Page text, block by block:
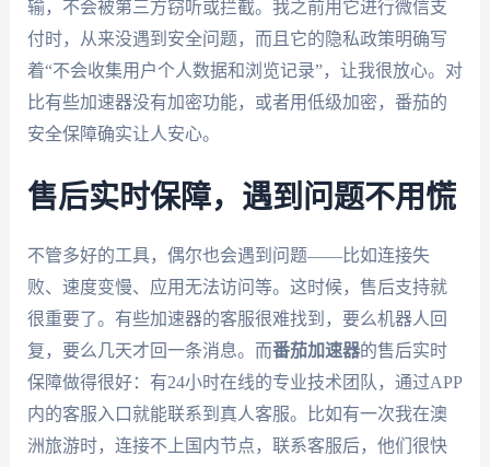
输，不会被第三方窃听或拦截。我之前用它进行微信支
付时，从来没遇到安全问题，而且它的隐私政策明确写
着“不会收集用户个人数据和浏览记录”，让我很放心。对
比有些加速器没有加密功能，或者用低级加密，番茄的
安全保障确实让人安心。
售后实时保障，遇到问题不用慌
不管多好的工具，偶尔也会遇到问题——比如连接失
败、速度变慢、应用无法访问等。这时候，售后支持就
很重要了。有些加速器的客服很难找到，要么机器人回
复，要么几天才回一条消息。而番茄加速器的售后实时
保障做得很好：有24小时在线的专业技术团队，通过APP
内的客服入口就能联系到真人客服。比如有一次我在澳
洲旅游时，连接不上国内节点，联系客服后，他们很快